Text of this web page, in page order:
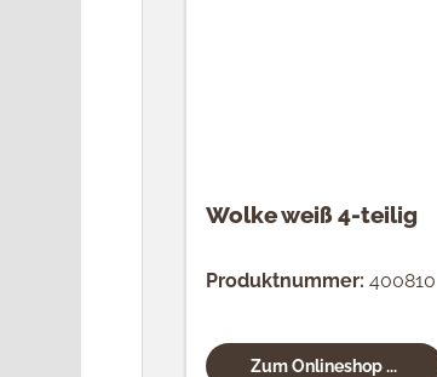
Wolke weiß 4-teilig
Produktnummer: 400810
Zum Onlineshop ...